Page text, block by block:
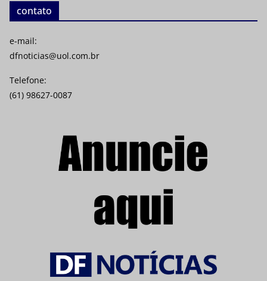
contato
e-mail:
dfnoticias@uol.com.br
Telefone:
(61) 98627-0087